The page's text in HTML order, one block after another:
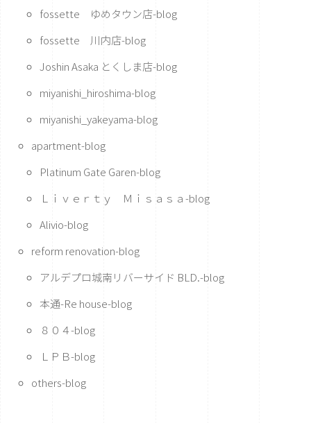
fossette ゆめタウン店-blog
fossette 川内店-blog
Joshin Asaka とくしま店-blog
miyanishi_hiroshima-blog
miyanishi_yakeyama-blog
apartment-blog
Platinum Gate Garen-blog
Ｌｉｖｅｒｔｙ Ｍｉｓａｓａ-blog
Alivio-blog
reform renovation-blog
アルデプロ城南リバーサイド BLD.-blog
本通-Re house-blog
８０４-blog
ＬＰＢ-blog
others-blog